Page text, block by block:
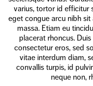
varius, tortor id efficitur
eget congue arcu nibh sit
massa. Etiam eu
placerat rhoncus.
consectetur eros, sed
vitae interdum diam,
convallis turpis, id
neque non,